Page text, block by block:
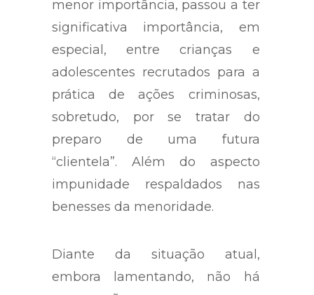
menor importância, passou a ter
significativa importância, em
especial, entre crianças e
adolescentes recrutados para a
prática de ações criminosas,
sobretudo, por se tratar do
preparo de uma futura
“clientela”. Além do aspecto
impunidade respaldados nas
benesses da menoridade.
Diante da situação atual,
embora lamentando, não há